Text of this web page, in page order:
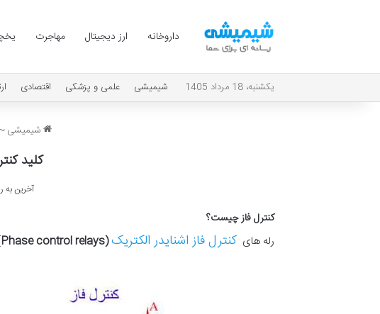
داروخانه ارز دیجیتال مهاجرت
یکشنبه، 18 مرداد 1405 شیمیشی علمی و پزشکی اقتصادی
شیمیشی~
کلید
آخرین به روز
کنترل فاز چیست؟
رله هایکنترل فاز اشنایدر الکتریک(Phase control relays)